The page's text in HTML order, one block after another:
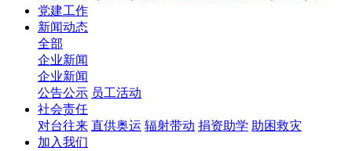
党建工作
新闻动态
全部
企业新闻
企业新闻
公告公示 员工活动
社会责任
对台往来 直供奥运 辐射带动 捐资助学 助困救灾
加入我们